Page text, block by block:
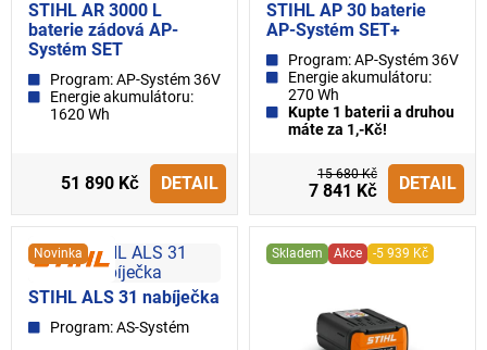
STIHL AR 3000 L
baterie zádová AP-
Systém SET
Program: AP-Systém 36V
Energie akumulátoru:
1620 Wh
51 890 Kč DETAIL
STIHL AP 30 baterie
AP-Systém SET+
Program: AP-Systém 36V
Energie akumulátoru:
270 Wh
Kupte 1 baterii a druhou
máte za 1,-Kč!
15 680 Kč
7 841 Kč DETAIL
Novinka
STIHL ALS 31 nabíječka
Program: AS-Systém
Skladem Akce -5 939 Kč